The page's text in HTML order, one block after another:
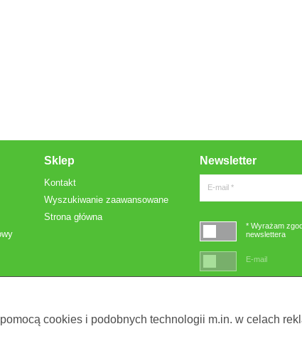
Sklep
Kontakt
Wyszukiwanie zaawansowane
Strona główna
Newsletter
E-mail *
* Wyrażam
newslettera
E-mail
cookies i podobnych technologii m.in. w celach